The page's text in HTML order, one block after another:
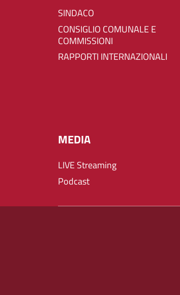
SINDACO
CONSIGLIO COMUNALE E
COMMISSIONI
RAPPORTI INTERNAZIONALI
MEDIA
LIVE Streaming
Podcast